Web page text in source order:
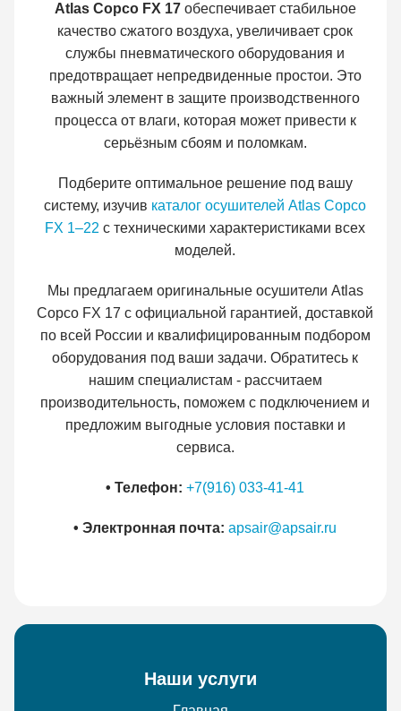
Atlas Copco FX 17обеспечивает стабильное
качество сжатого воздуха, увеличивает срок
службы пневматического оборудования и
предотвращает непредвиденные простои. Это
важный элемент в защите производственного
процесса от влаги, которая может привести к
серьёзным сбоям и поломкам.
Подберите оптимальное решение под вашу
систему, изучив каталог осушителей Atlas Copco
FX 1–22 с техническими характеристиками всех
моделей.
Мы предлагаем оригинальные осушители Atlas
Copco FX 17 с официальной гарантией, доставкой
по всей России и квалифицированным подбором
оборудования под ваши задачи. Обратитесь к
нашим специалистам - рассчитаем
производительность, поможем с подключением и
предложим выгодные условия поставки и
сервиса.
• Телефон: +7(916) 033-41-41
• Электронная почта: apsair@apsair.ru
Наши услуги